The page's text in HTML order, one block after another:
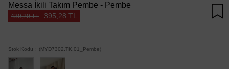
Messa İkili Takım Pembe - Pembe
439,20 TL 395,28 TL
Stok Kodu (MYD7302.TK.01_Pembe)